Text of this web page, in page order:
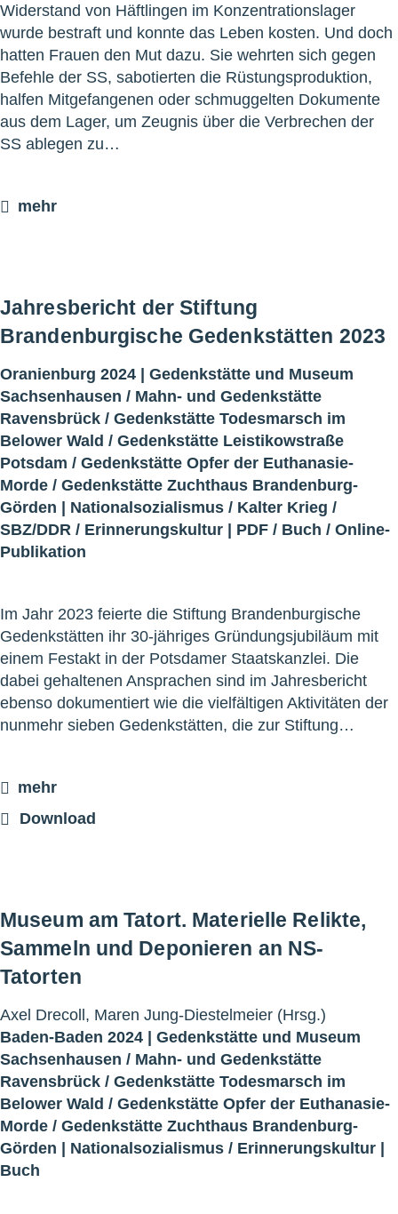
Widerstand von Häftlingen im Konzentrationslager
wurde bestraft und konnte das Leben kosten. Und doch
hatten Frauen den Mut dazu. Sie wehrten sich gegen
Befehle der SS, sabotierten die Rüstungsproduktion,
halfen Mitgefangenen oder schmuggelten Dokumente
aus dem Lager, um Zeugnis über die Verbrechen der
SS ablegen zu…
mehr
Jahresbericht der Stiftung
Brandenburgische Gedenkstätten 2023
Oranienburg 2024 | Gedenkstätte und Museum
Sachsenhausen / Mahn- und Gedenkstätte
Ravensbrück / Gedenkstätte Todesmarsch im
Belower Wald / Gedenkstätte Leistikowstraße
Potsdam / Gedenkstätte Opfer der Euthanasie-
Morde / Gedenkstätte Zuchthaus Brandenburg-
Görden | Nationalsozialismus / Kalter Krieg /
SBZ/DDR / Erinnerungskultur | PDF / Buch / Online-
Publikation
Im Jahr 2023 feierte die Stiftung Brandenburgische
Gedenkstätten ihr 30-jähriges Gründungsjubiläum mit
einem Festakt in der Potsdamer Staatskanzlei. Die
dabei gehaltenen Ansprachen sind im Jahresbericht
ebenso dokumentiert wie die vielfältigen Aktivitäten der
nunmehr sieben Gedenkstätten, die zur Stiftung…
mehr
Download
Museum am Tatort. Materielle Relikte,
Sammeln und Deponieren an NS-
Tatorten
Axel Drecoll, Maren Jung-Diestelmeier (Hrsg.)
Baden-Baden 2024 | Gedenkstätte und Museum
Sachsenhausen / Mahn- und Gedenkstätte
Ravensbrück / Gedenkstätte Todesmarsch im
Belower Wald / Gedenkstätte Opfer der Euthanasie-
Morde / Gedenkstätte Zuchthaus Brandenburg-
Görden | Nationalsozialismus / Erinnerungskultur |
Buch